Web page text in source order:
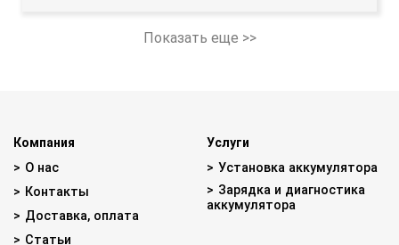
Показать еще >>
Компания
О нас
Контакты
Доставка, оплата
Статьи
Услуги
Установка аккумулятора
Зарядка и диагностика
аккумулятора